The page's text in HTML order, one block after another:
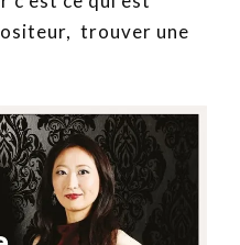
trouver une